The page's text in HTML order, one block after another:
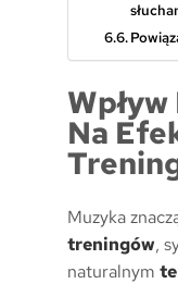
Na
Muzyka
treningów,
naturalnym